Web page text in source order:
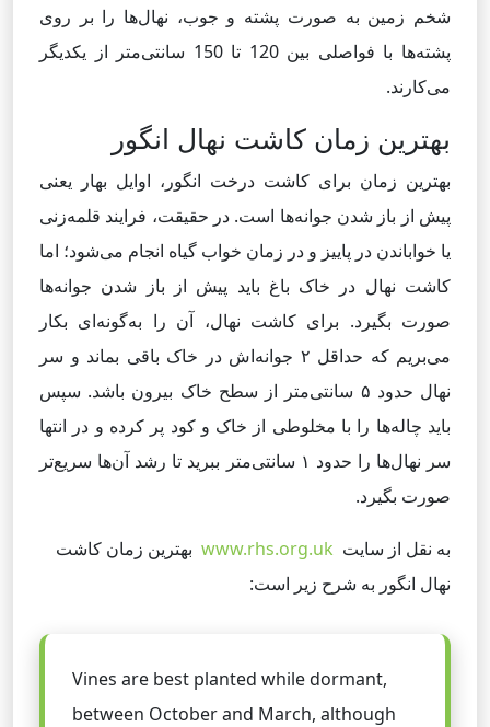
شخم زمین به صورت پشته و جوب، نهال‌ها را بر روی
پشته‌ها با فواصلی بین 120 تا 150 سانتی‌متر از یکدیگر
می‌کارند.
بهترین زمان کاشت نهال انگور
بهترین زمان برای کاشت درخت انگور، اوایل بهار یعنی
پیش از باز شدن جوانه‌ها است. در حقیقت، فرایند قلمه‌زنی
یا خواباندن در پاییز و در زمان خواب گیاه انجام می‌شود؛ اما
کاشت نهال در خاک باغ باید پیش از باز شدن جوانه‌ها
صورت بگیرد. برای کاشت نهال، آن را به‌گونه‌ای بکار
می‌بریم که حداقل ۲ جوانه‌اش در خاک باقی بماند و سر
نهال حدود ۵ سانتی‌متر از سطح خاک بیرون باشد. سپس
باید چاله‌ها را با مخلوطی از خاک و کود پر کرده و در انتها
سر نهال‌ها را حدود ۱ سانتی‌متر ببرید تا رشد آن‌ها سریع‌تر
صورت بگیرد.
به نقل از سایت www.rhs.org.uk بهترین زمان کاشت
نهال انگور به شرح زیر است:
Vines are best planted while dormant,
between October and March, although